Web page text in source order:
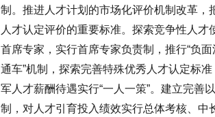
制。推进人才计划的市场化评价机制改革
人才认定评价的重要标准。探索竞争性人
首席专家，实行首席专家负责制，推行“负
通车”机制，探索完善特殊优秀人才认定标
军人才薪酬待遇实行“一人一策”。建立完善
制，对人才引育投入绩效实行总体考核、